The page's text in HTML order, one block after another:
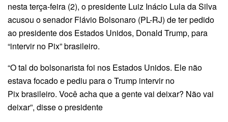
nesta terça-feira (2), o presidente Luiz Inácio Lula da Silva
acusou o senador Flávio Bolsonaro (PL-RJ) de ter pedido
ao presidente dos Estados Unidos, Donald Trump, para
“intervir no Pix” brasileiro.
“O tal do bolsonarista foi nos Estados Unidos. Ele não
estava focado e pediu para o Trump intervir no
Pix brasileiro. Você acha que a gente vai deixar? Não vai
deixar”, disse o presidente